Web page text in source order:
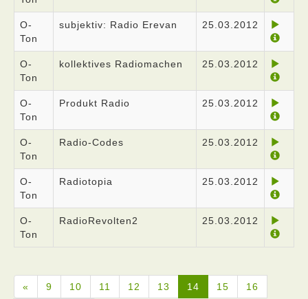
O-
Ton
subjektiv: Radio Erevan 25.03.2012
O-
Ton
kollektives Radiomachen 25.03.2012
O-
Ton
Produkt Radio 25.03.2012
O-
Ton
Radio-Codes 25.03.2012
O-
Ton
Radiotopia 25.03.2012
O-
Ton
RadioRevolten2 25.03.2012
« 9 10 11 12 13 14 15 16